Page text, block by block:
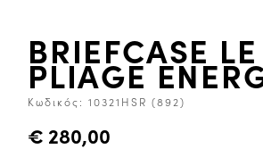
BRIEFCASE LE
PLIAGE
Κωδικός: 10321HSR (892)
€ 280,00